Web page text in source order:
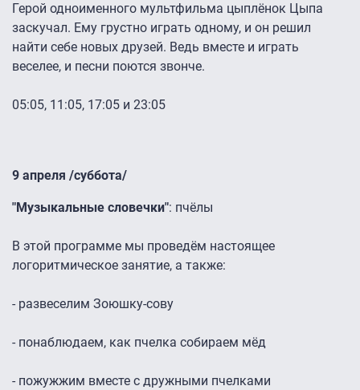
Герой одноименного мультфильма цыплёнок Цыпа
заскучал. Ему грустно играть одному, и он решил
найти себе новых друзей. Ведь вместе и играть
веселее, и песни поются звонче.
05:05, 11:05, 17:05 и 23:05
9 апреля /суббота/
"Музыкальные словечки": пчёлы
В этой программе мы проведём настоящее
логоритмическое занятие, а также:
- развеселим Зоюшку-сову
- понаблюдаем, как пчелка собираем мёд
- пожужжим вместе с дружными пчелками